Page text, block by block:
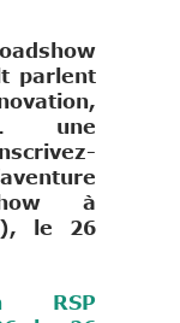
parlent
une
à
le 26
RSP